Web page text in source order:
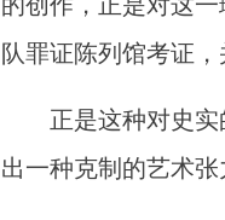
队罪证陈列馆考证
正是这种对史实的
出一种克制的艺术